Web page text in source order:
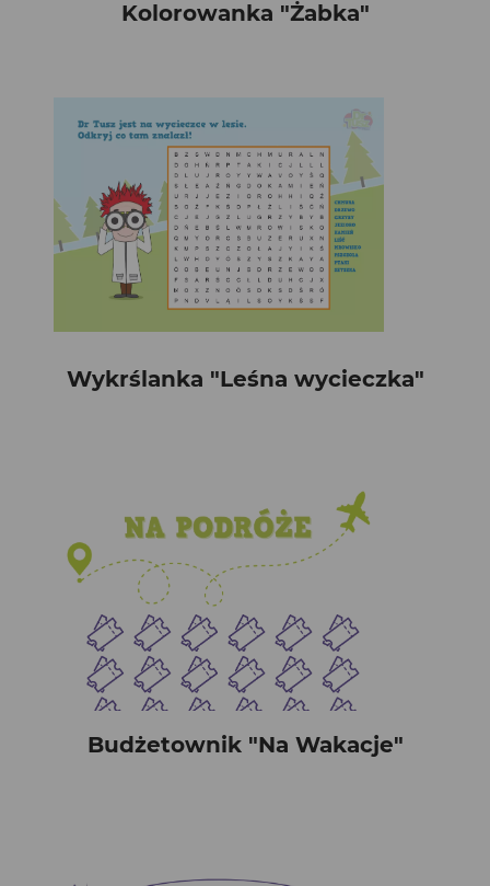
Kolorowanka "Żabka"
Wykrślanka "Leśna wycieczka"
Budżetownik "Na Wakacje"